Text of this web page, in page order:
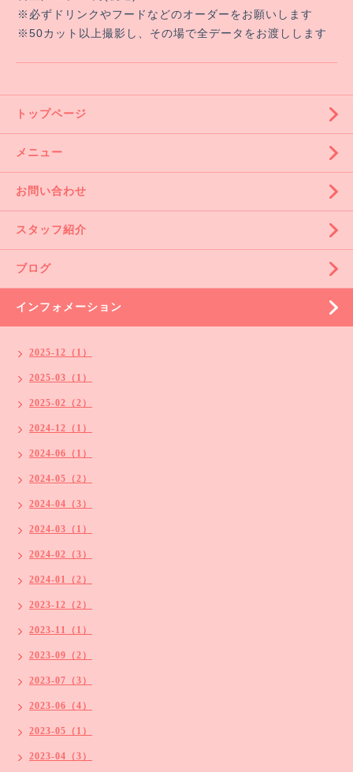
※必ずドリンクやフードなどのオーダーをお願いします
※50カット以上撮影し、その場で全データをお渡しします
トップページ
メニュー
お問い合わせ
スタッフ紹介
ブログ
インフォメーション
2025-12（1）
2025-03（1）
2025-02（2）
2024-12（1）
2024-06（1）
2024-05（2）
2024-04（3）
2024-03（1）
2024-02（3）
2024-01（2）
2023-12（2）
2023-11（1）
2023-09（2）
2023-07（3）
2023-06（4）
2023-05（1）
2023-04（3）